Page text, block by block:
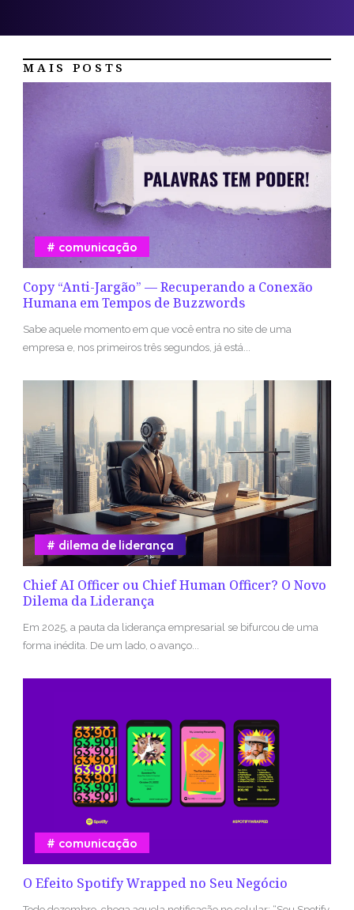
MAIS POSTS
Copy “Anti-Jargão” — Recuperando a Conexão
Humana em Tempos de Buzzwords
comunicação
Sabe aquele momento em que você entra no site de uma
empresa e, nos primeiros três segundos, já está...
Chief AI Officer ou Chief Human Officer? O Novo
Dilema da Liderança
dilema de liderança
Em 2025, a pauta da liderança empresarial se bifurcou de uma
forma inédita. De um lado, o avanço...
O Efeito Spotify Wrapped no Seu Negócio
comunicação